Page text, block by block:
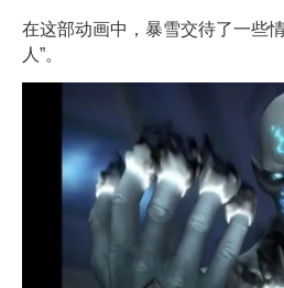
在这部动画中，暴雪交待了一些
人”。